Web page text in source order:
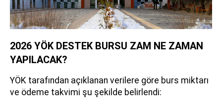
2026 YÖK DESTEK BURSU ZAM NE ZAMAN
YAPILACAK?
YÖK tarafından açıklanan verilere göre burs miktarı
ve ödeme takvimi şu şekilde belirlendi: